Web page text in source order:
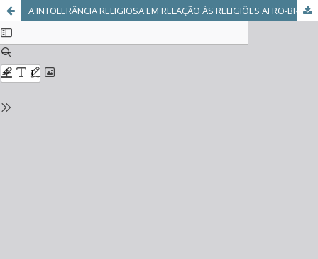
A INTOLERÂNCIA RELIGIOSA EM RELAÇÃO ÀS RELIGIÕES AFRO-BRASILEIRAS: UMA REALIDADE NO CENÁRIO ESCOLAR BRASILEIRO